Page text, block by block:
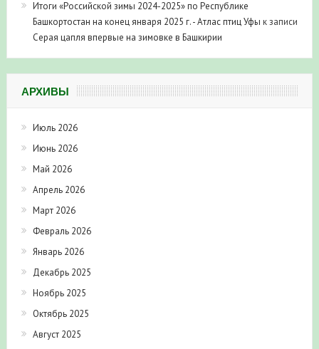
Итоги «Российской зимы 2024-2025» по Республике
Башкортостан на конец января 2025 г. - Атлас птиц Уфы к записи
Серая цапля впервые на зимовке в Башкирии
АРХИВЫ
Июль 2026
Июнь 2026
Май 2026
Апрель 2026
Март 2026
Февраль 2026
Январь 2026
Декабрь 2025
Ноябрь 2025
Октябрь 2025
Август 2025